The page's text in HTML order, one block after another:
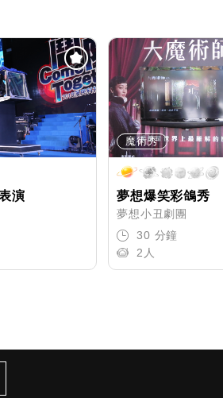
演
魔術秀
夢想爆笑彩鴿秀
夢想小丑劇團
30 分鐘
2人